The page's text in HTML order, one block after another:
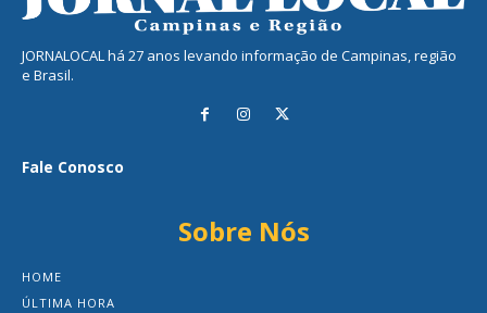
JORNALOCAL há 27 anos levando informação de Campinas, região
e Brasil.
Fale Conosco
Sobre Nós
HOME
ÚLTIMA HORA